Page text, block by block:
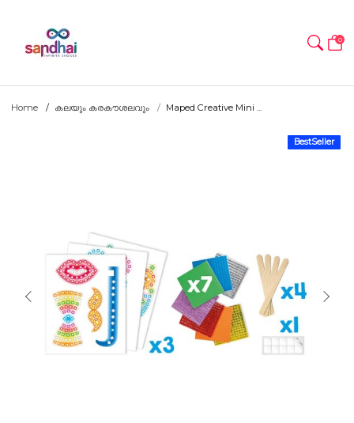
0
Home കലയും കരകൗശലവും Maped Creative Mini ...
BestSeller